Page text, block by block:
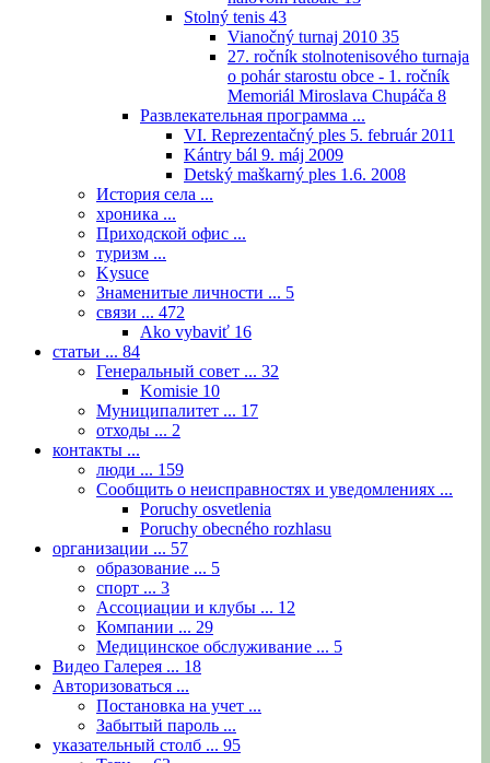
Stolný tenis 43
Vianočný turnaj 2010 35
27. ročník stolnotenisového turnaja
o pohár starostu obce - 1. ročník
Memoriál Miroslava Chupáča 8
Развлекательная программа ...
VI. Reprezentačný ples 5. február 2011
Kántry bál 9. máj 2009
Detský maškarný ples 1.6. 2008
История села ...
хроника ...
Приходской офис ...
туризм ...
Kysuce
Знаменитые личности ... 5
связи ... 472
Ako vybaviť 16
статьи ... 84
Генеральный совет ... 32
Komisie 10
Муниципалитет ... 17
отходы ... 2
контакты ...
люди ... 159
Сообщить о неисправностях и уведомлениях ...
Poruchy osvetlenia
Poruchy obecného rozhlasu
организации ... 57
образование ... 5
спорт ... 3
Ассоциации и клубы ... 12
Компании ... 29
Медицинское обслуживание ... 5
Видео Галерея ... 18
Авторизоваться ...
Постановка на учет ...
Забытый пароль ...
указательный столб ... 95